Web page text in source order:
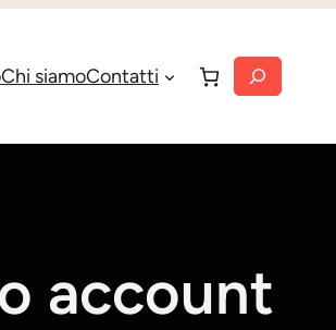
Chi siamoContatti Cerca
account